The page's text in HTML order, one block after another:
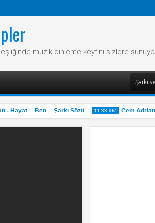
eşliğinde müzik dinleme keyfini sizlere
Hayat… Ben… Şarkı Sözü 11:33 AM Cem Adrian -